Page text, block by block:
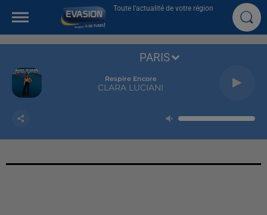
Toute l'actualité de votre région
Respire Encore
CLARA LUCIANI
PARIS